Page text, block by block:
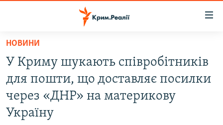
Перейти
основного
матеріалу
основної
ВОДА.КРИМ
ВІДЕО ТА ФОТО
ПОЛІТИКА
НОВИНИ
У Криму шукають співробітників
для пошти, що доставляє посилки
через «ДНР» на материкову
Україну